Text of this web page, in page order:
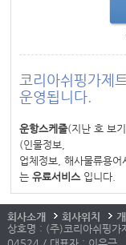
코리아쉬핑가제
운영됩니다.
운항스케줄(지난 호 보
(인물정보,
업체정보, 해사물류용
는유료서비스입니다.
회사소개 회사위치
상호명 : (주)코리아쉬핑